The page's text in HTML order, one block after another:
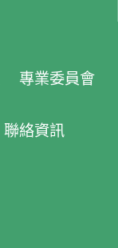
專業委員會
聯絡資訊